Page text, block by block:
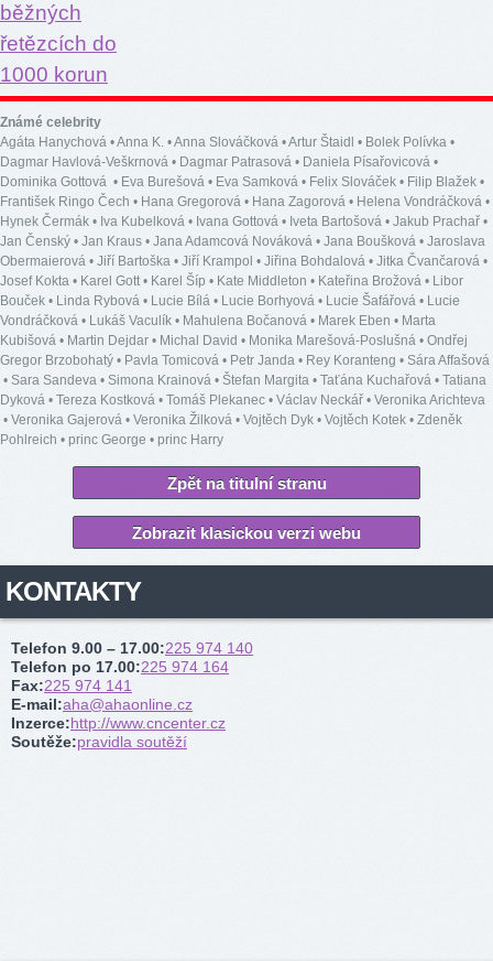
Známé celebrity
Agáta Hanychová •Anna K. •Anna Slováčková •Artur Štaidl • Bolek Polívka •
Dagmar Havlová-Veškrnová • Dagmar Patrasová • Daniela Písařovicová •
Dominika Gottová • Eva Burešová • Eva Samková • Felix Slováček • Filip Blažek •
František Ringo Čech • Hana Gregorová • Hana Zagorová • Helena Vondráčková •
Hynek Čermák • Iva Kubelková • Ivana Gottová • Iveta Bartošová • Jakub Prachař •
Jan Čenský • Jan Kraus • Jana Adamcová Nováková • Jana Boušková • Jaroslava
Obermaierová • Jiří Bartoška • Jiří Krampol • Jiřina Bohdalová • Jitka Čvančarová •
Josef Kokta • Karel Gott • Karel Šíp • Kate Middleton • Kateřina Brožová • Libor
Bouček • Linda Rybová • Lucie Bílá • Lucie Borhyová • Lucie Šafářová • Lucie
Vondráčková • Lukáš Vaculík • Mahulena Bočanová • Marek Eben • Marta
Kubišová • Martin Dejdar • Michal David • Monika Marešová-Poslušná • Ondřej
Gregor Brzobohatý • Pavla Tomicová • Petr Janda • Rey Koranteng • Sára Affašová
• Sara Sandeva • Simona Krainová • Štefan Margita • Taťána Kuchařová • Tatiana
Dyková • Tereza Kostková • Tomáš Plekanec • Václav Neckář • Veronika Arichteva
• Veronika Gajerová • Veronika Žilková • Vojtěch Dyk • Vojtěch Kotek • Zdeněk
Pohlreich • princ George • princ Harry
Zpět na titulní stranu
Zobrazit klasickou verzi webu
KONTAKTY
Telefon 9.00 – 17.00:225 974 140
Telefon po 17.00:225 974 164
Fax:225 974 141
E-mail:aha@ahaonline.cz
Inzerce:http://www.cncenter.cz
Soutěže:pravidla soutěží